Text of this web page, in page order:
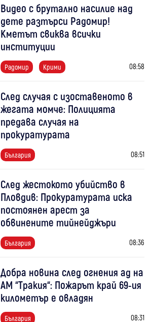
Видео с брутално насилие над
дете разтърси Радомир!
Кметът свиква всички
институции
Радомир Крими 08:58
След случая с изоставеното в
жегата момче: Полицията
предава случая на
прокуратурата
България 08:51
След жестокото убийство в
Пловдив: Прокуратурата иска
постоянен арест за
обвинените тийнейджъри
България 08:36
Добра новина след огнения ад на
АМ “Тракия“: Пожарът край 69-ия
километър е овладян
България 08:31